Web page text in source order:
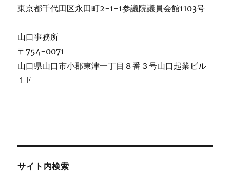
東京都千代田区永田町2-1-1参議院議員会館1103号
山口事務所
〒754-0071
山口県山口市小郡東津一丁目８番３号山口起業ビル
１F
サイト内検索